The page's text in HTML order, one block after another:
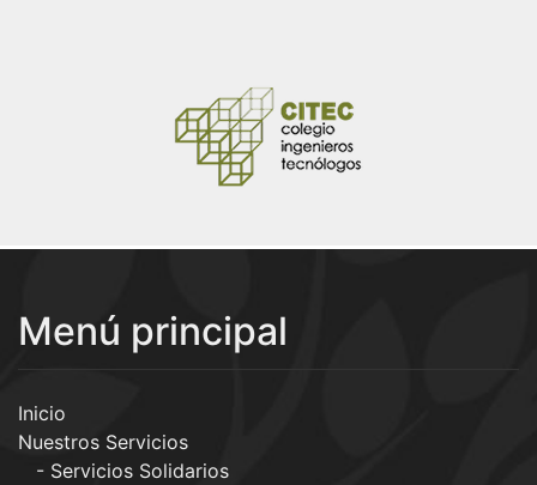
Menú principal
Inicio
Nuestros Servicios
Servicios Solidarios